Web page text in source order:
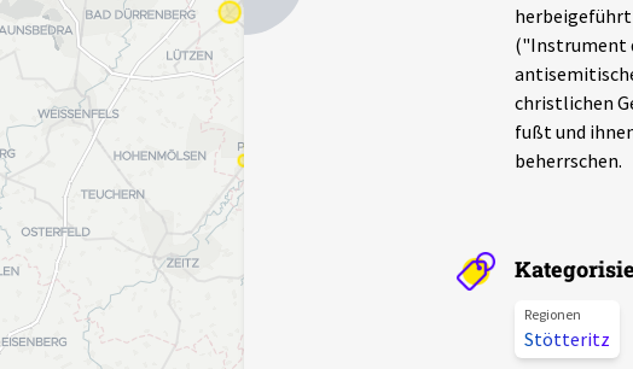
herbeigeführt
("Instrument
christlichen
fußt und
beherrschen.
Regionen
Stötteritz